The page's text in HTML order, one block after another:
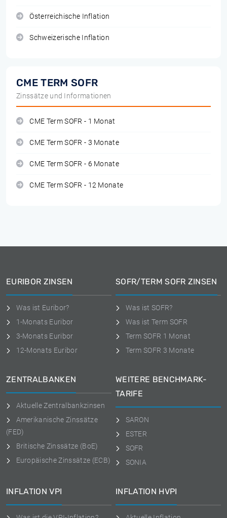
Österreichische Inflation
Schweizerische Inflation
CME TERM SOFR
Zinssätze und Informationen
CME Term SOFR - 1 Monat
CME Term SOFR - 3 Monate
CME Term SOFR - 6 Monate
CME Term SOFR - 12 Monate
EURIBOR ZINSEN
Was ist Euribor?
1-Monats Euribor
3-Monats Euribor
12-Monats Euribor
SOFR/TERM SOFR ZINSEN
Was ist SOFR?
Was ist Term SOFR
Term SOFR 1 Monat
Term SOFR 3 Monate
ZENTRALBANKEN
Aktuelle Zentralbankzinsen
Amerikanische Zinssätze
(FED)
Britische Zinssätze (BoE)
Europäische Zinssätze (ECB)
WEITERE BENCHMARK-
TARIFE
SARON
ESTER
SOFR
SONIA
INFLATION VPI INFLATION HVPI